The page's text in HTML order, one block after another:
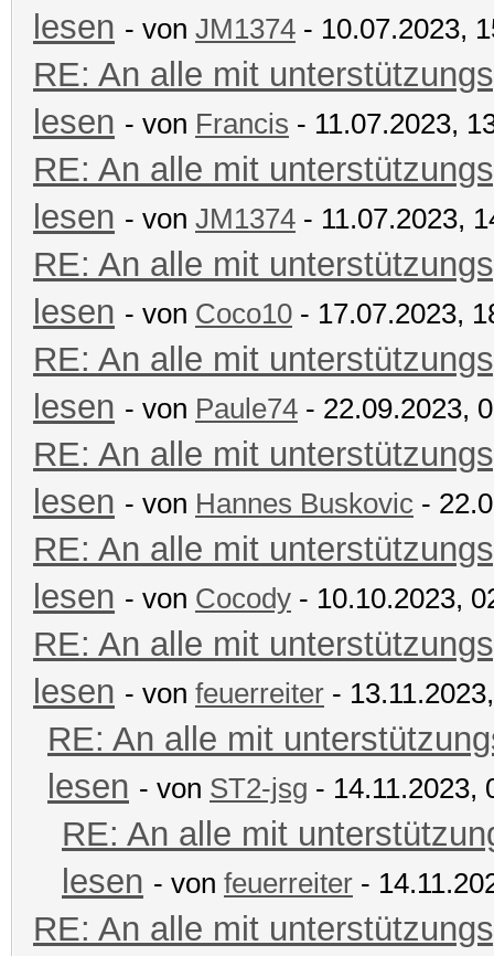
lesen - von JM1374 - 10.07.2023,
RE: An alle mit
lesen - von Francis - 11.07.2023,
RE: An alle mit
lesen - von JM1374 - 11.07.2023,
RE: An alle mit
lesen - von Coco10 - 17.07.2023,
RE: An alle mit
lesen - von Paule74 - 22.09.2023,
RE: An alle mit
lesen - von Hannes Buskovic -
RE: An alle mit
lesen - von Cocody - 10.10.2023,
RE: An alle mit
lesen - von feuerreiter -
RE: An alle mit
lesen - von ST2-jsg - 14.11.2023,
RE: An alle mit
lesen - von feuerreiter -
RE: An alle mit